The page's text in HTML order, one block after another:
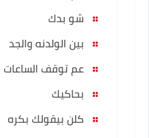
شو بدك
بين الولدنه والجد
عم توقف الساعات
بحاكيك
كلن بيقولك بكره